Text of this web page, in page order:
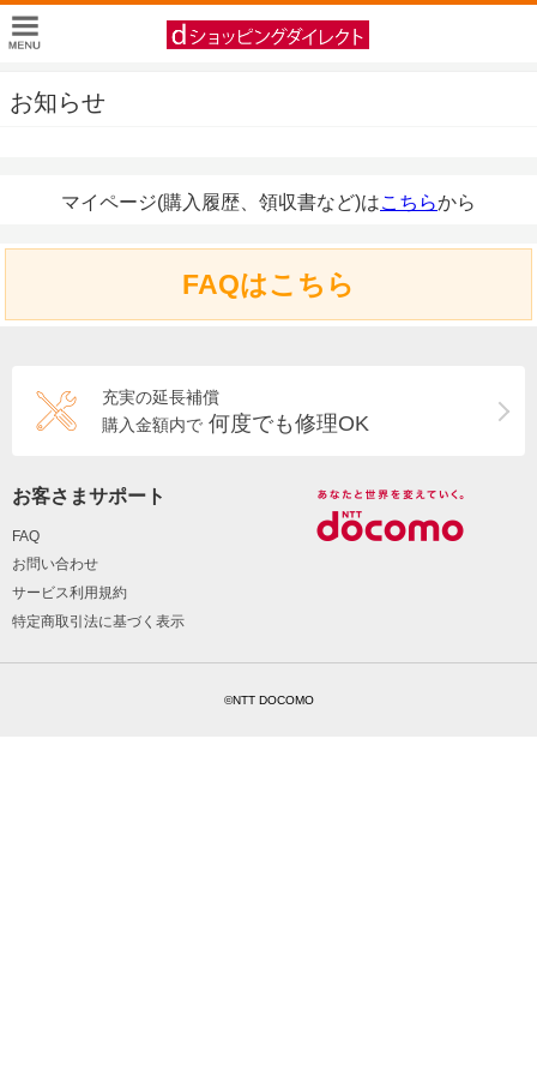
お知らせ
マイページ(購入履歴、領収書など)はこちらから
FAQはこちら
充実の延長補償
購入金額内で 何度でも修理OK
お客さまサポート
FAQ
お問い合わせ
サービス利用規約
特定商取引法に基づく表示
©NTT DOCOMO